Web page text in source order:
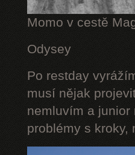
Momo v cestě
Odysey
Po restday
musí nějak
nemluvím a
problémy s kroky,